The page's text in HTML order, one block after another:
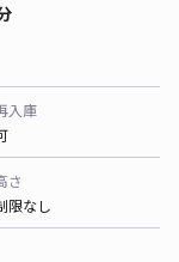
入庫
さ
限なし